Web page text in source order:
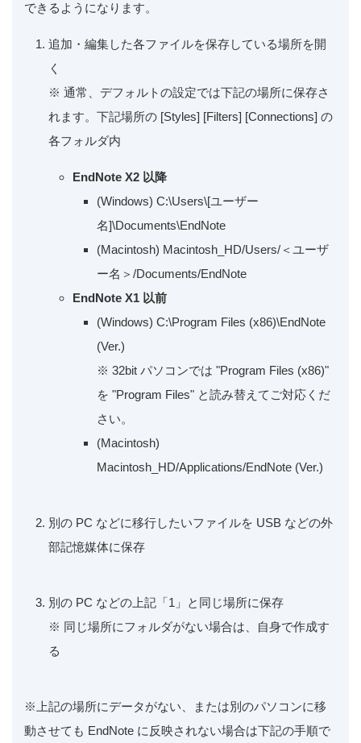
できるようになります。
追加・編集した各ファイルを保存している場所を開
く
※ 通常、デフォルトの設定では下記の場所に保存さ
れます。下記場所の [Styles] [Filters] [Connections] の
各フォルダ内
EndNote X2 以降
(Windows) C:\Users\[ユーザー
名]\Documents\EndNote
(Macintosh) Macintosh_HD/Users/＜ユーザ
ー名＞/Documents/EndNote
EndNote X1 以前
(Windows) C:\Program Files (x86)\EndNote
(Ver.)
※ 32bit パソコンでは "Program Files (x86)"
を "Program Files" と読み替えてご対応くだ
さい。
(Macintosh)
Macintosh_HD/Applications/EndNote (Ver.)
別の PC などに移行したいファイルを USB などの外
部記憶媒体に保存
別の PC などの上記「1」と同じ場所に保存
※ 同じ場所にフォルダがない場合は、自身で作成す
る
※上記の場所にデータがない、または別のパソコンに移
動させても EndNote に反映されない場合は下記の手順で